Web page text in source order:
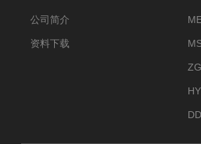
公司简介
资料下载